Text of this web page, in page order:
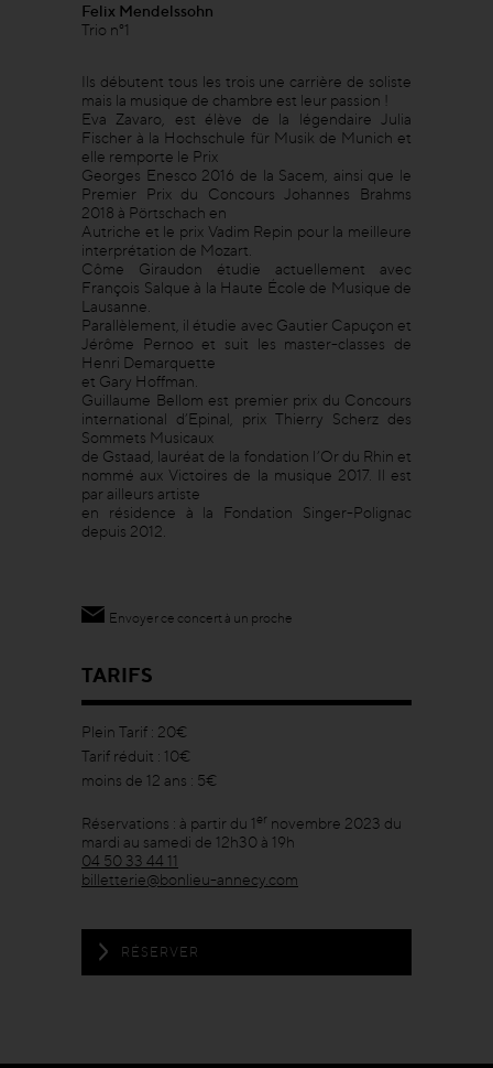
Felix Mendelssohn
Trio n°1
Ils débutent tous les trois une carrière de soliste
mais la musique de chambre est leur passion !
Eva Zavaro, est élève de la légendaire Julia
Fischer à la Hochschule für Musik de Munich et
elle remporte le Prix
Georges Enesco 2016 de la Sacem, ainsi que le
Premier Prix du Concours Johannes Brahms
2018 à Pörtschach en
Autriche et le prix Vadim Repin pour la meilleure
interprétation de Mozart.
Côme Giraudon étudie actuellement avec
François Salque à la Haute École de Musique de
Lausanne.
Parallèlement, il étudie avec Gautier Capuçon et
Jérôme Pernoo et suit les master-classes de
Henri Demarquette
et Gary Hoffman.
Guillaume Bellom est premier prix du Concours
international d’Epinal, prix Thierry Scherz des
Sommets Musicaux
de Gstaad, lauréat de la fondation l’Or du Rhin et
nommé aux Victoires de la musique 2017. Il est
par ailleurs artiste
en résidence à la Fondation Singer-Polignac
depuis 2012.
Envoyer ce concert à un proche
TARIFS
Plein Tarif : 20€
Tarif réduit : 10€
moins de 12 ans : 5€
Réservations : à partir du 1er novembre 2023 du
mardi au samedi de 12h30 à 19h
04 50 33 44 11
billetterie@bonlieu-annecy.com
RÉSERVER